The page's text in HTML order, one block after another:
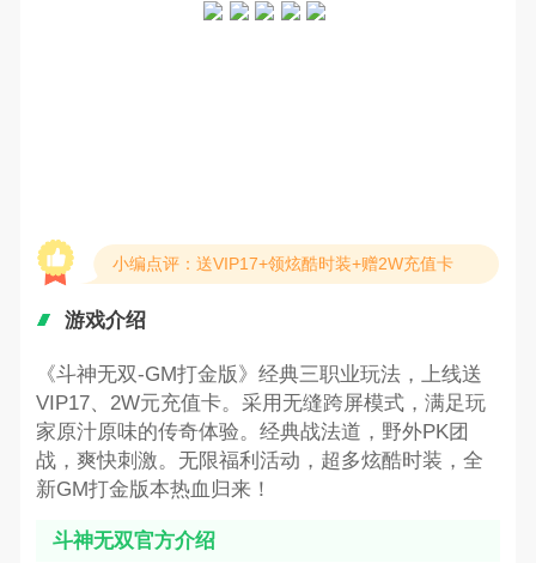
小编点评：送VIP17+领炫酷时装+赠2W充值卡
游戏介绍
《斗神无双-GM打金版》经典三职业玩法，上线送
VIP17、2W元充值卡。采用无缝跨屏模式，满足玩
家原汁原味的传奇体验。经典战法道，野外PK团
战，爽快刺激。无限福利活动，超多炫酷时装，全
新GM打金版本热血归来！
斗神无双官方介绍